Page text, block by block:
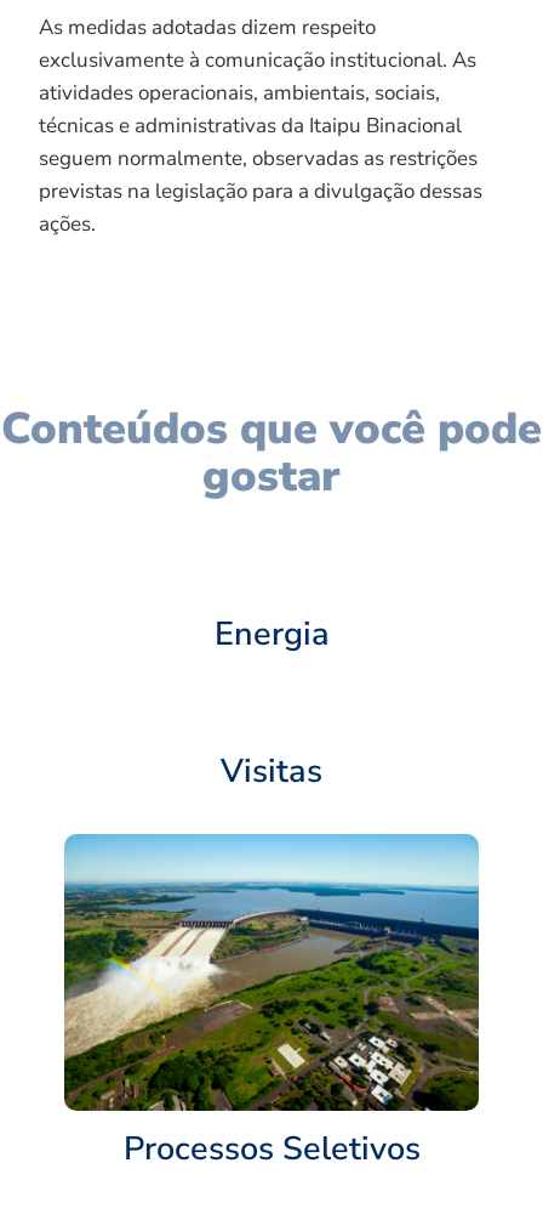
As medidas adotadas dizem respeito
exclusivamente à comunicação institucional. As
atividades operacionais, ambientais, sociais,
técnicas e administrativas da Itaipu Binacional
seguem normalmente, observadas as restrições
previstas na legislação para a divulgação dessas
ações.
Conteúdos que você pode
gostar
Energia
Visitas
Processos Seletivos